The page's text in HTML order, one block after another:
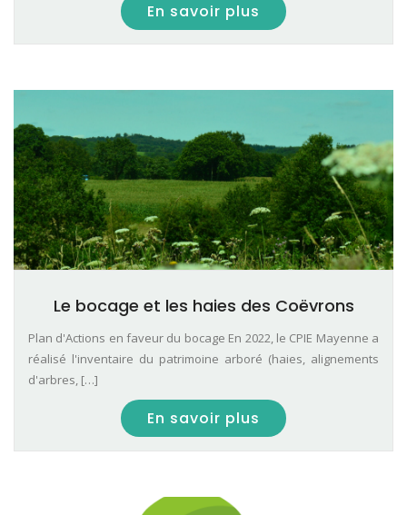
En savoir plus
Le bocage et les haies des Coëvrons
Plan d'Actions en faveur du bocage En 2022, le CPIE Mayenne a
réalisé l'inventaire du patrimoine arboré (haies, alignements
d'arbres, […]
En savoir plus